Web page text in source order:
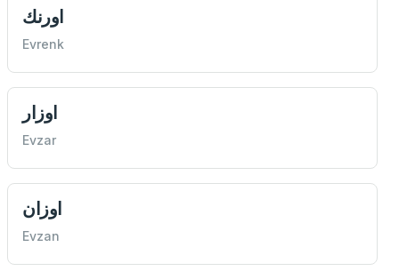
اورنك
Evrenk
اوزار
Evzar
اوزان
Evzan